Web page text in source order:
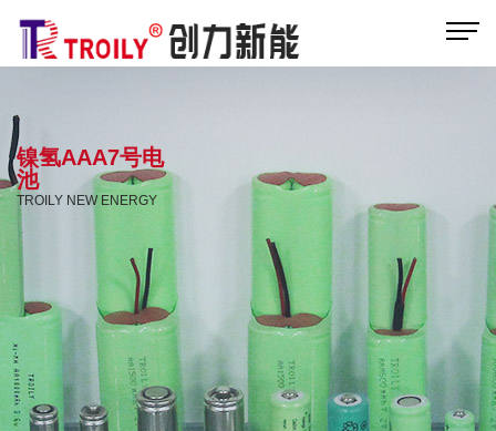
镍氢AAA7号电
池
TROILY NEW ENERGY